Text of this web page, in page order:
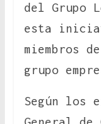
del Grupo
esta
miembros
grupo
Según los